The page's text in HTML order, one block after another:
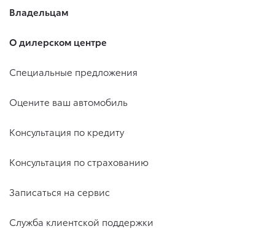
Владельцам
О дилерском центре
Специальные предложения
Оцените ваш автомобиль
Консультация по кредиту
Консультация по страхованию
Записаться на сервис
Служба клиентской поддержки